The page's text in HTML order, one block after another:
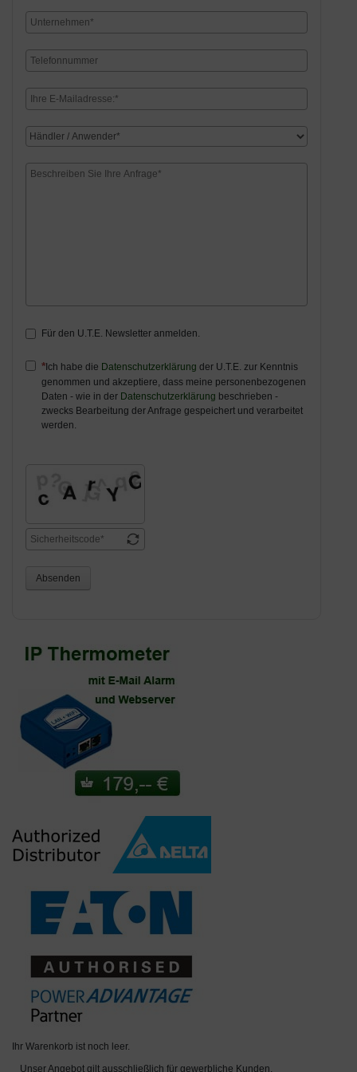
Für den U.T.E. Newsletter anmelden.
Ich habe die Datenschutzerklärung der U.T.E. zur Kenntnis
genommen und akzeptiere, dass meine personenbezogenen
Daten - wie in der Datenschutzerklärung beschrieben -
zwecks Bearbeitung der Anfrage gespeichert und verarbeitet
werden.
Absenden
Ihr Warenkorb ist noch leer.
Unser Angebot gilt ausschließlich für gewerbliche Kunden,